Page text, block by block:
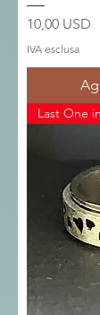
Prezzo
10,00 USD
IVA esclusa
Last One